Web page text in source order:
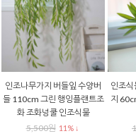
인조나무가지 버들잎 수양버
들 110cm 그린 행잉플랜트조
화 조화넝쿨 인조식물
5,500원 11% ↓
인조식
지